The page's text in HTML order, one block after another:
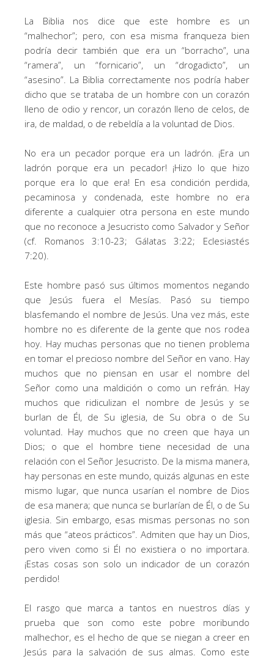
La Biblia nos dice que este hombre es un
“malhechor”; pero, con esa misma franqueza bien
podría decir también que era un “borracho”, una
“ramera”, un “fornicario”, un “drogadicto”, un
“asesino”. La Biblia correctamente nos podría haber
dicho que se trataba de un hombre con un corazón
lleno de odio y rencor, un corazón lleno de celos, de
ira, de maldad, o de rebeldía a la voluntad de Dios.
No era un pecador porque era un ladrón. ¡Era un
ladrón porque era un pecador! ¡Hizo lo que hizo
porque era lo que era! En esa condición perdida,
pecaminosa y condenada, este hombre no era
diferente a cualquier otra persona en este mundo
que no reconoce a Jesucristo como Salvador y Señor
(cf. Romanos 3:10-23; Gálatas 3:22; Eclesiastés
7:20).
Este hombre pasó sus últimos momentos negando
que Jesús fuera el Mesías. Pasó su tiempo
blasfemando el nombre de Jesús. Una vez más, este
hombre no es diferente de la gente que nos rodea
hoy. Hay muchas personas que no tienen problema
en tomar el precioso nombre del Señor en vano. Hay
muchos que no piensan en usar el nombre del
Señor como una maldición o como un refrán. Hay
muchos que ridiculizan el nombre de Jesús y se
burlan de Él, de Su iglesia, de Su obra o de Su
voluntad. Hay muchos que no creen que haya un
Dios; o que el hombre tiene necesidad de una
relación con el Señor Jesucristo. De la misma manera,
hay personas en este mundo, quizás algunas en este
mismo lugar, que nunca usarían el nombre de Dios
de esa manera; que nunca se burlarían de Él, o de Su
iglesia. Sin embargo, esas mismas personas no son
más que “ateos prácticos”. Admiten que hay un Dios,
pero viven como si Él no existiera o no importara.
¡Estas cosas son solo un indicador de un corazón
perdido!
El rasgo que marca a tantos en nuestros días y
prueba que son como este pobre moribundo
malhechor, es el hecho de que se niegan a creer en
Jesús para la salvación de sus almas. Como este